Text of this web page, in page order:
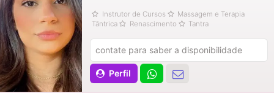
Instrutor de Cursos
Massagem e Terapia
Tântrica
Renascimento Tantra
Perfil
contate para saber a disponibilidade